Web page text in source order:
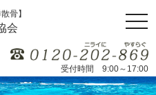
骨】
会
受付時間 9:00～17:00